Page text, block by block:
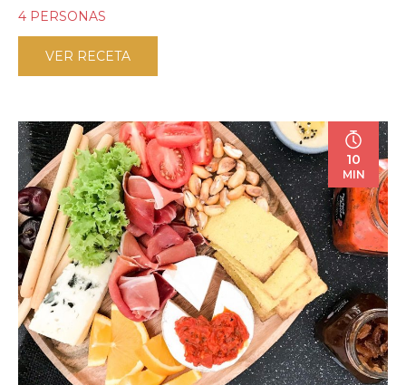
4 PERSONAS
VER RECETA
10
MIN